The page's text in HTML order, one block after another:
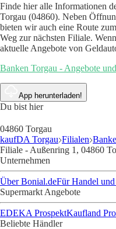
Finde hier alle Informationen
Torgau (04860). Neben
bieten wir auch eine Route
Weg zur nächsten Filiale.
aktuelle Angebote von
Banken Torgau - Angebote
App herunterladen!
Du bist hier
04860 Torgau
kaufDA Torgau Filialen
Filiale - Außenring 1, 04860
Unternehmen
Über Bonial.deFür Handel
Supermarkt Angebote
EDEKA ProspektKaufland
Beliebte Händler